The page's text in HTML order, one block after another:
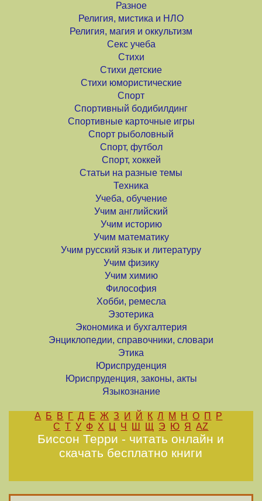
Разное
Религия, мистика и НЛО
Религия, магия и оккультизм
Секс учеба
Стихи
Стихи детские
Стихи юмористические
Спорт
Спортивный бодибилдинг
Спортивные карточные игры
Спорт рыболовный
Спорт, футбол
Спорт, хоккей
Статьи на разные темы
Техника
Учеба, обучение
Учим английский
Учим историю
Учим математику
Учим русский язык и литературу
Учим физику
Учим химию
Философия
Хобби, ремесла
Эзотерика
Экономика и бухгалтерия
Энциклопедии, справочники, словари
Этика
Юриспруденция
Юриспруденция, законы, акты
Языкознание
А Б В Г Д Е Ж З И Й К Л М Н О П
Р
С Т У Ф Х Ц Ч Ш Щ Э Ю Я AZ
Биссон Терри - читать онлайн и
скачать бесплатно книги